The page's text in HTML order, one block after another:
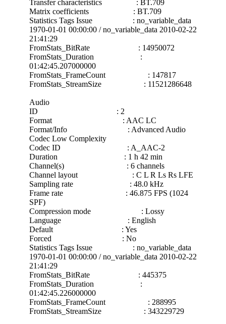
Transfer characteristics : BT.709
Matrix coefficients : BT.709
Statistics Tags Issue : no_variable_data
1970-01-01 00:00:00 / no_variable_data 2010-02-22
21:41:29
FromStats_BitRate : 14950072
FromStats_Duration :
01:42:45.207000000
FromStats_FrameCount : 147817
FromStats_StreamSize : 11521286648
Audio
ID : 2
Format : AAC LC
Format/Info : Advanced Audio
Codec Low Complexity
Codec ID : A_AAC-2
Duration : 1 h 42 min
Channel(s) : 6 channels
Channel layout : C L R Ls Rs LFE
Sampling rate : 48.0 kHz
Frame rate : 46.875 FPS (1024
SPF)
Compression mode : Lossy
Language : English
Default : Yes
Forced : No
Statistics Tags Issue : no_variable_data
1970-01-01 00:00:00 / no_variable_data 2010-02-22
21:41:29
FromStats_BitRate : 445375
FromStats_Duration :
01:42:45.226000000
FromStats_FrameCount : 288995
FromStats_StreamSize : 343229729